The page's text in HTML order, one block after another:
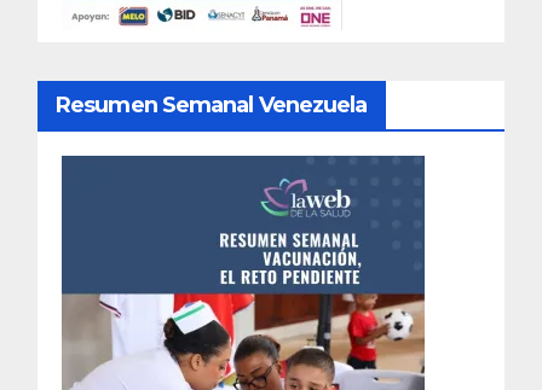
Resumen Semanal Venezuela